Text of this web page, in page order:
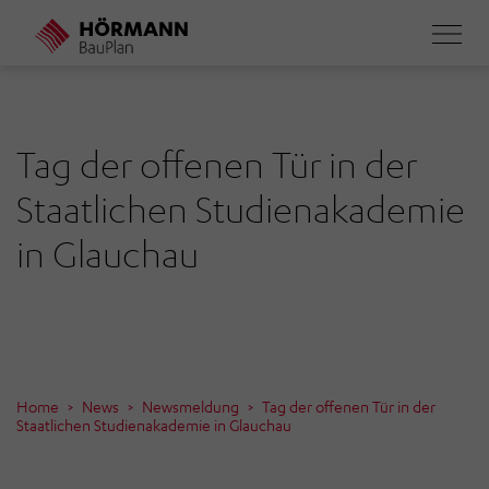
Direkt
Tag der offenen Tür in der
Staatlichen Studienakademie
in Glauchau
Home News Newsmeldung
Tag der offenen Tür in der
Staatlichen Studienakademie in Glauchau